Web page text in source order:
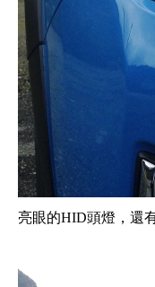
亮眼的HID頭燈，還